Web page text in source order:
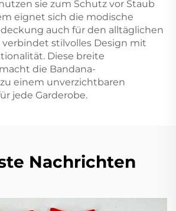
sie zum Schutz vor Staub
eignet sich die modische
auch für den alltäglichen
verbindet stilvolles Design mit
Diese breite
die Bandana-
einem unverzichtbaren
jede Garderobe.
Nachrichten